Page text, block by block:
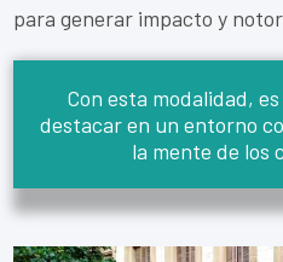
para generar impacto y
Con esta modalidad,
destacar en un entorno
la mente de los